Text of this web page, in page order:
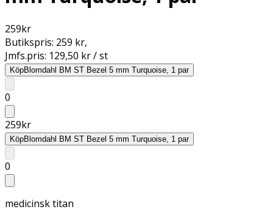
259kr
Butikspris: 259 kr,
Jmfs.pris: 129,50 kr / st
KöpBlomdahl BM ST Bezel 5 mm Turquoise, 1 par
0
259kr
KöpBlomdahl BM ST Bezel 5 mm Turquoise, 1 par
0
medicinsk titan